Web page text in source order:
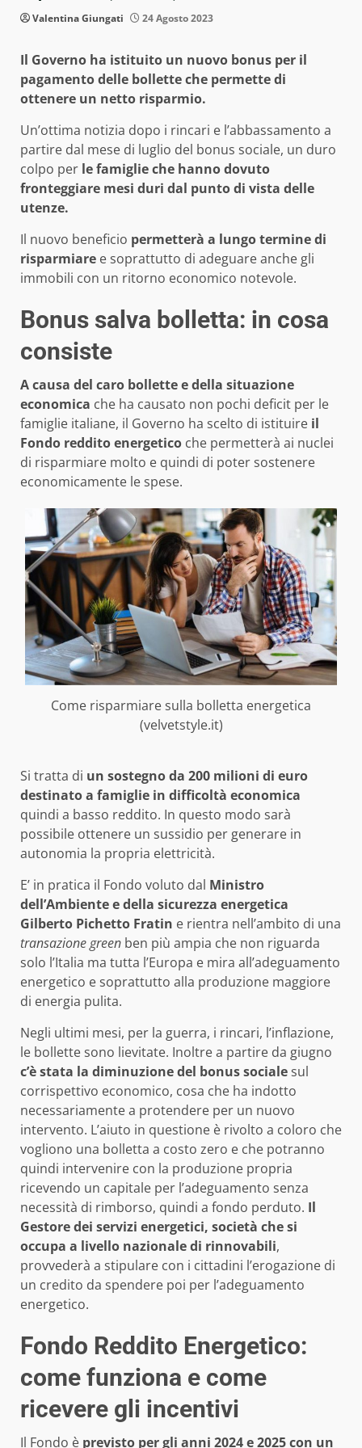
Valentina Giungati 24 Agosto 2023
Il Governo ha istituito un nuovo bonus per il
pagamento delle bollette che permette di
ottenere un netto risparmio.
Un’ottima notizia dopo i rincari e l’abbassamento a
partire dal mese di luglio del bonus sociale, un duro
colpo per le famiglie che hanno dovuto
fronteggiare mesi duri dal punto di vista delle
utenze.
Il nuovo beneficio permetterà a lungo termine di
risparmiare e soprattutto di adeguare anche gli
immobili con un ritorno economico notevole.
Bonus salva bolletta: in cosa
consiste
A causa del caro bollette e della situazione
economica che ha causato non pochi deficit per le
famiglie italiane, il Governo ha scelto di istituire il
Fondo reddito energetico che permetterà ai nuclei
di risparmiare molto e quindi di poter sostenere
economicamente le spese.
Come risparmiare sulla bolletta energetica
(velvetstyle.it)
Si tratta di un sostegno da 200 milioni di euro
destinato a famiglie in difficoltà economica
quindi a basso reddito. In questo modo sarà
possibile ottenere un sussidio per generare in
autonomia la propria elettricità.
E’ in pratica il Fondo voluto dal Ministro
dell’Ambiente e della sicurezza energetica
Gilberto Pichetto Fratin e rientra nell’ambito di una
transazione green ben più ampia che non riguarda
solo l’Italia ma tutta l’Europa e mira all’adeguamento
energetico e soprattutto alla produzione maggiore
di energia pulita.
Negli ultimi mesi, per la guerra, i rincari, l’inflazione,
le bollette sono lievitate. Inoltre a partire da giugno
c’è stata la diminuzione del bonus socialesul
corrispettivo economico, cosa che ha indotto
necessariamente a protendere per un nuovo
intervento. L’aiuto in questione è rivolto a coloro che
vogliono una bolletta a costo zero e che potranno
quindi intervenire con la produzione propria
ricevendo un capitale per l’adeguamento senza
necessità di rimborso, quindi a fondo perduto. Il
Gestore dei servizi energetici, società che si
occupa a livello nazionale di rinnovabili,
provvederà a stipulare con i cittadini l’erogazione di
un credito da spendere poi per l’adeguamento
energetico.
Fondo Reddito Energetico:
come funziona e come
ricevere gli incentivi
Il Fondo è previsto per gli anni 2024 e 2025 con un